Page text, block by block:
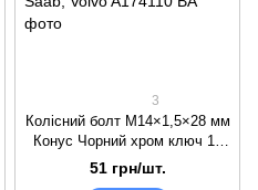
3
Колісний болт M14×1,5×28 мм
Конус Чорний хром ключ 17
для Alfa Romeo, BMW, Citroen,
Fiat, Peugeot, Renault, Saab,
51 грн/шт.